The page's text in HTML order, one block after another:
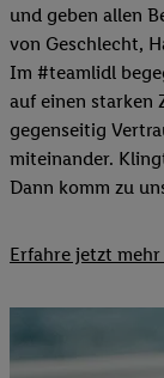
und geben allen
von Geschlecht,
Im #teamlidl
auf einen starken
gegenseitig
miteinander.
Dann komm zu
Erfahre jetzt